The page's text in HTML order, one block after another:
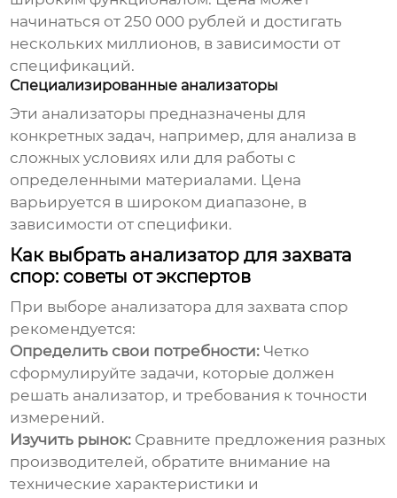
начинаться от 250 000 рублей и достигать
нескольких миллионов, в зависимости от
спецификаций.
Специализированные анализаторы
Эти анализаторы предназначены для
конкретных задач, например, для анализа в
сложных условиях или для работы с
определенными материалами. Цена
варьируется в широком диапазоне, в
зависимости от специфики.
Как выбрать анализатор для захвата
спор: советы от экспертов
При выборе анализатора для захвата спор
рекомендуется:
Определить свои потребности: Четко
сформулируйте задачи, которые должен
решать анализатор, и требования к точности
измерений.
Изучить рынок: Сравните предложения разных
производителей, обратите внимание на
технические характеристики и